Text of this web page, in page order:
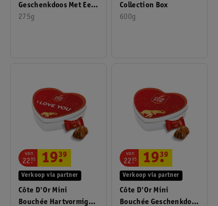
Geschenkdoos Met Een
Mix Van 6
275g
Collection Box
600g
Côte D'Or Mini
Bouchée Hartvormige
Verkoop via partner
van
22.
95 19.
39
Côte D'Or Mini
Bouchée Geschenkdoos
Verkoop via partner
van
22.
95 19.
39